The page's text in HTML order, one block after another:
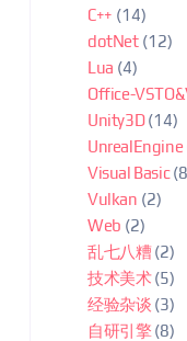
C++ (14)
dotNet(12)
Lua (4)
Office-
Unity3D(14)
UnrealEngine
Visual Basic
Vulkan (2)
Web (2)
乱七八糟(2)
技术美术(5)
经验杂谈 (3)
自研引擎 (8)